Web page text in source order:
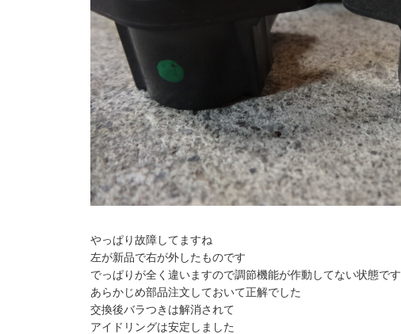
やっぱり故障してますね
左が新品で右が外したものです
でっぱりが全く違いますので調節機能が作動してない状態です
あらかじめ部品注文しておいて正解でした
交換後バラつきは解消されて
アイドリングは安定しました